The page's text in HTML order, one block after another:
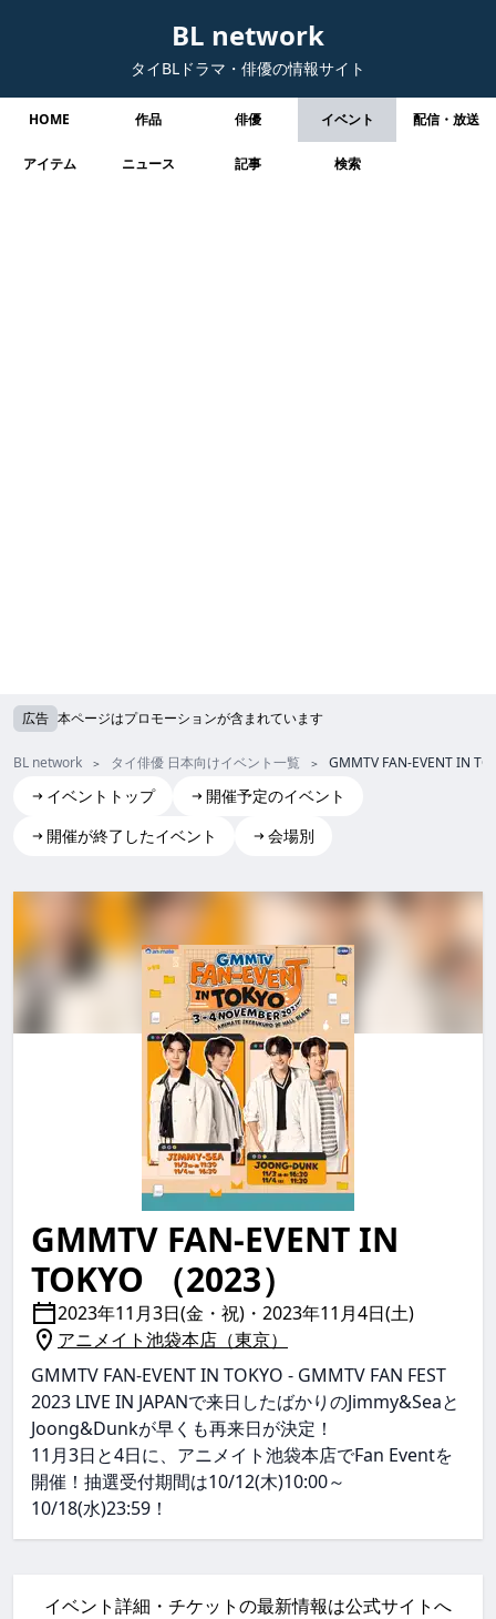
BL network
タイBLドラマ・俳優の情報サイト
HOME 作品 俳優 イベント 配信・放送
アイテム ニュース 記事 検索
広告 本ページはプロモーションが含まれています
BL network タイ俳優 日本向けイベント一覧 GMMTV FAN-EVENT IN
イベントトップ
開催予定のイベント
開催が終了したイベント
会場別
GMMTV FAN-EVENT IN TOKYO
GMMTV FAN-EVENT IN
TOKYO （2023）
2023年11月3日(金・祝)・2023年11月4日(土)
アニメイト池袋本店（東京）
GMMTV FAN-EVENT IN TOKYO - GMMTV FAN FEST
2023 LIVE IN JAPANで来日したばかりのJimmy&Seaと
Joong&Dunkが早くも再来日が決定！
11月3日と4日に、アニメイト池袋本店でFan Eventを
開催！抽選受付期間は10/12(木)10:00～
10/18(水)23:59！
gmmtv fan-event in tokyo GMMTVFAN-
イベント詳細・チケットの最新情報は公式サイトへ